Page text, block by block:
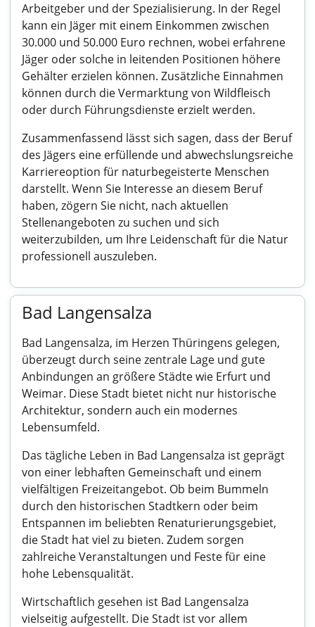
Arbeitgeber und der Spezialisierung. In der Regel
kann ein Jäger mit einem Einkommen zwischen
30.000 und 50.000 Euro rechnen, wobei erfahrene
Jäger oder solche in leitenden Positionen höhere
Gehälter erzielen können. Zusätzliche Einnahmen
können durch die Vermarktung von Wildfleisch
oder durch Führungsdienste erzielt werden.
Zusammenfassend lässt sich sagen, dass der Beruf
des Jägers eine erfüllende und abwechslungsreiche
Karriereoption für naturbegeisterte Menschen
darstellt. Wenn Sie Interesse an diesem Beruf
haben, zögern Sie nicht, nach aktuellen
Stellenangeboten zu suchen und sich
weiterzubilden, um Ihre Leidenschaft für die Natur
professionell auszuleben.
Bad Langensalza
Bad Langensalza, im Herzen Thüringens gelegen,
überzeugt durch seine zentrale Lage und gute
Anbindungen an größere Städte wie Erfurt und
Weimar. Diese Stadt bietet nicht nur historische
Architektur, sondern auch ein modernes
Lebensumfeld.
Das tägliche Leben in Bad Langensalza ist geprägt
von einer lebhaften Gemeinschaft und einem
vielfältigen Freizeitangebot. Ob beim Bummeln
durch den historischen Stadtkern oder beim
Entspannen im beliebten Renaturierungsgebiet,
die Stadt hat viel zu bieten. Zudem sorgen
zahlreiche Veranstaltungen und Feste für eine
hohe Lebensqualität.
Wirtschaftlich gesehen ist Bad Langensalza
vielseitig aufgestellt. Die Stadt ist vor allem